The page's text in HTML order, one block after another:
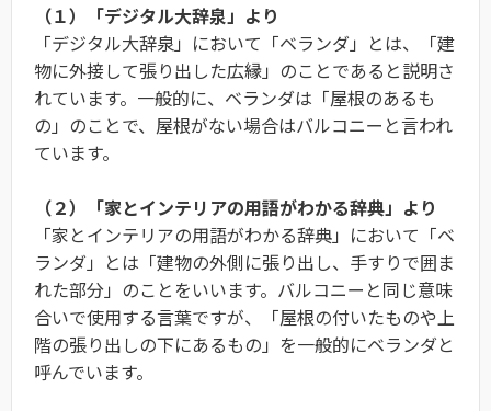
（１）「デジタル大辞泉」より
「デジタル大辞泉」において「ベランダ」とは、「建
物に外接して張り出した広縁」のことであると説明さ
れています。一般的に、ベランダは「屋根のあるも
の」のことで、屋根がない場合はバルコニーと言われ
ています。
（２）「家とインテリアの用語がわかる辞典」より
「家とインテリアの用語がわかる辞典」において「ベ
ランダ」とは「建物の外側に張り出し、手すりで囲ま
れた部分」のことをいいます。バルコニーと同じ意味
合いで使用する言葉ですが、「屋根の付いたものや上
階の張り出しの下にあるもの」を一般的にベランダと
呼んでいます。